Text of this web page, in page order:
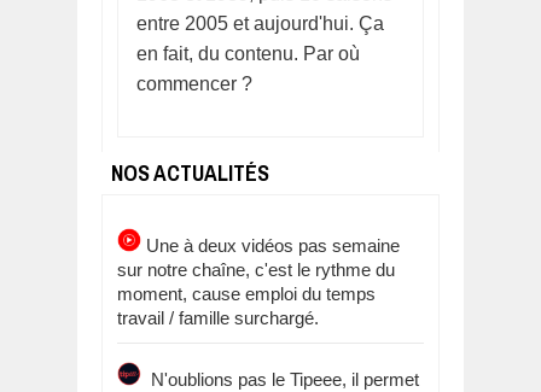
entre 2005 et aujourd'hui. Ça
en fait, du contenu. Par où
commencer ?
NOS ACTUALITÉS
Une à deux vidéos pas semaine
sur notre chaîne, c'est le rythme du
moment, cause emploi du temps
travail / famille surchargé.
N'oublions pas le Tipeee, il permet